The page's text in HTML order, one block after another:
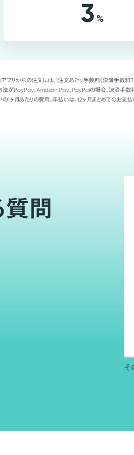
3 %
アプリからの注文には、1注文あたり手数料（決済手数料
がPayPay、Amazon Pay、PayPalの場合、決済手数
1ヶ月あたりの費用。年払いは、12ヶ月まとめてのお支払
質問
そ